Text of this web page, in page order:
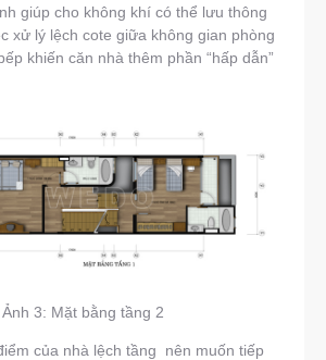
giúp cho không khí có thể lưu thông
xử lý lệch cote giữa không gian phòng
khiến căn nhà thêm phần “hấp dẫn”
Ảnh 3: Mặt bằng tầng 2
của nhà lệch tầng nên muốn tiếp